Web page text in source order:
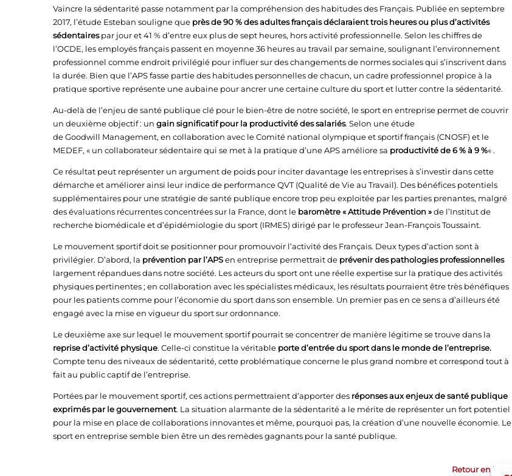
Vaincre la sédentarité passe notamment par la compréhension des habitudes des Français. Publiée en septembre
2017, l’étude Esteban souligne que près de 90 % des adultes français déclaraient trois heures ou plus d’activités
sédentairespar jour et 41 % d’entre eux plus de sept heures, hors activité professionnelle. Selon les chiffres de
l’OCDE, les employés français passent en moyenne 36 heures au travail par semaine, soulignant l’environnement
professionnel comme endroit privilégié pour influer sur des changements de normes sociales qui s’inscrivent dans
la durée. Bien que l’APS fasse partie des habitudes personnelles de chacun, un cadre professionnel propice à la
pratique sportive représente une aubaine pour ancrer une certaine culture du sport et lutter contre la sédentarité.
Au-delà de l’enjeu de santé publique clé pour le bien-être de notre société, le sport en entreprise permet de couvrir
un deuxième objectif : un gain significatif pour la productivité des salariés. Selon une étude
de Goodwill Management, en collaboration avec le Comité national olympique et sportif français (CNOSF) et le
MEDEF, « un collaborateur sédentaire qui se met à la pratique d’une APS améliore sa productivité de 6 % à 9 %« .
Ce résultat peut représenter un argument de poids pour inciter davantage les entreprises à s’investir dans cette
démarche et améliorer ainsi leur indice de performance QVT (Qualité de Vie au Travail). Des bénéfices potentiels
supplémentaires pour une stratégie de santé publique encore trop peu exploitée par les parties prenantes, malgré
des évaluations récurrentes concentrées sur la France, dont le baromètre « Attitude Prévention »de l’Institut de
recherche biomédicale et d’épidémiologie du sport (IRMES) dirigé par le professeur Jean-François Toussaint.
Le mouvement sportif doit se positionner pour promouvoir l’activité des Français. Deux types d’action sont à
privilégier. D’abord, la prévention par l’APSen entreprise permettrait de prévenir des pathologies professionnelles
largement répandues dans notre société. Les acteurs du sport ont une réelle expertise sur la pratique des activités
physiques pertinentes ; en collaboration avec les spécialistes médicaux, les résultats pourraient être très bénéfiques
pour les patients comme pour l’économie du sport dans son ensemble. Un premier pas en ce sens a d’ailleurs été
engagé avec la mise en vigueur du sport sur ordonnance.
Le deuxième axe sur lequel le mouvement sportif pourrait se concentrer de manière légitime se trouve dans la
reprise d’activité physique. Celle-ci constitue la véritable porte d’entrée du sport dans le monde de l’entreprise.
Compte tenu des niveaux de sédentarité, cette problématique concerne le plus grand nombre et correspond tout à
fait au public captif de l’entreprise.
Portées par le mouvement sportif, ces actions permettraient d’apporter des réponses aux enjeux de santé publique
exprimés par le gouvernement. La situation alarmante de la sédentarité a le mérite de représenter un fort potentiel
pour la mise en place de collaborations innovantes et même, pourquoi pas, la création d’une nouvelle économie. Le
sport en entreprise semble bien être un des remèdes gagnants pour la santé publique.
Retour en haut